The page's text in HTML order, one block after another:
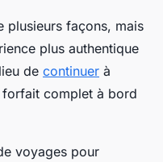
plusieurs façons, mais
plus authentique
de continuer à
complet à bord
voyages pour